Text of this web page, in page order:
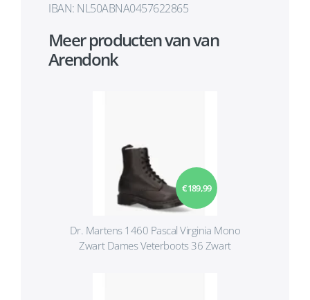
IBAN: NL50ABNA0457622865
Meer producten van van
Arendonk
€ 189,99
Dr. Martens 1460 Pascal Virginia Mono
Zwart Dames Veterboots 36 Zwart